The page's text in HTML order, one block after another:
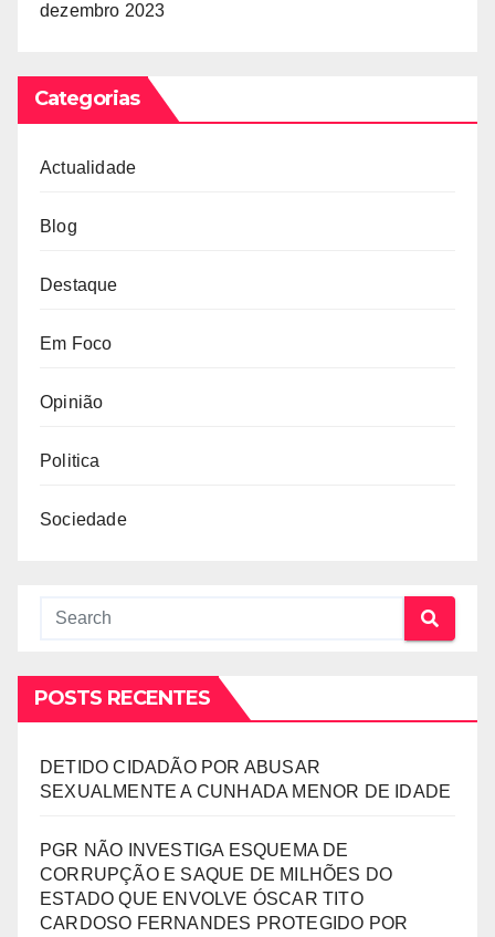
dezembro 2023
Categorias
Actualidade
Blog
Destaque
Em Foco
Opinião
Politica
Sociedade
POSTS RECENTES
DETIDO CIDADÃO POR ABUSAR
SEXUALMENTE A CUNHADA MENOR DE IDADE
PGR NÃO INVESTIGA ESQUEMA DE
CORRUPÇÃO E SAQUE DE MILHÕES DO
ESTADO QUE ENVOLVE ÓSCAR TITO
CARDOSO FERNANDES PROTEGIDO POR